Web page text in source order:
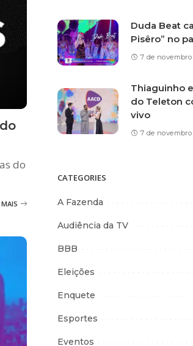
do
MAIS
Duda Beat
Pisêro” no
7 de novembro
Thiaguinho
do Teleton
vivo
7 de novembro
CATEGORIES
A Fazenda
Audiência da TV
BBB
Eleições
Enquete
Esportes
Eventos